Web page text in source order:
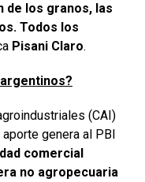
de los granos, las
Todos los
Pisani Claro.
(CAI)
genera al PBI
comercial
no agropecuaria